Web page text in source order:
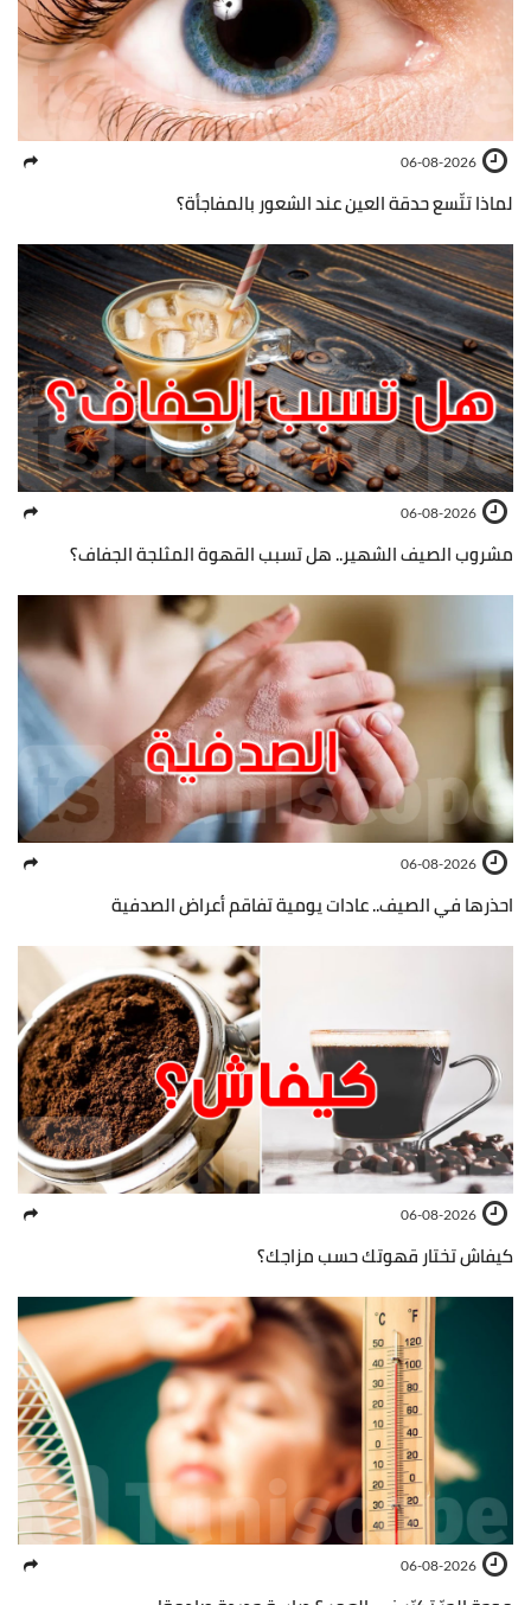
06-08-2026
لماذا تتّسع حدقة العين عند الشعور بالمفاجأة؟
06-08-2026
مشروب الصيف الشهير.. هل تسبب القهوة المثلجة الجفاف؟
06-08-2026
احذرها في الصيف.. عادات يومية تفاقم أعراض الصدفية
06-08-2026
كيفاش تختار قهوتك حسب مزاجك؟
06-08-2026